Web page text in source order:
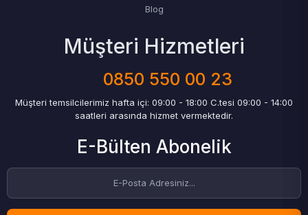
Blog
Müşteri Hizmetleri
0850 550 00 23
Müşteri temsilcilerimiz hafta içi: 09:00 - 18:00 C.tesi 09:00 - 14:00
saatleri arasında hizmet vermektedir.
E-Bülten Abonelik